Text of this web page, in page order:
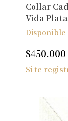
Collar
Vida Plata
Disponible
$450.000
Si te